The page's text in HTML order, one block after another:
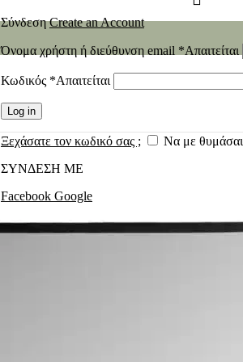
ΣύνδεσηCreate an Account
Όνομα χρήστη ή διεύθυνση email *Απαιτείται
Κωδικός *Απαιτείται
Log in
Ξεχάσατε τον κωδικό σας ;
Να με θυμάσαι
ΣΥΝΔΕΣΗ ΜΕ
Facebook Google